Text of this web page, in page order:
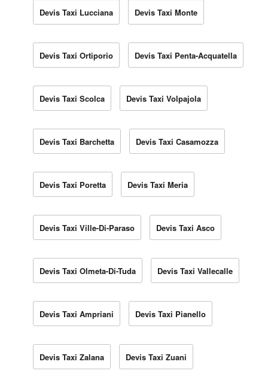
Devis Taxi Lucciana Devis Taxi Monte
Devis Taxi Ortiporio Devis Taxi Penta-Acquatella
Devis Taxi Scolca Devis Taxi Volpajola
Devis Taxi Barchetta Devis Taxi Casamozza
Devis Taxi Poretta Devis Taxi Meria
Devis Taxi Ville-Di-Paraso Devis Taxi Asco
Devis Taxi Olmeta-Di-Tuda Devis Taxi Vallecalle
Devis Taxi Ampriani Devis Taxi Pianello
Devis Taxi Zalana Devis Taxi Zuani